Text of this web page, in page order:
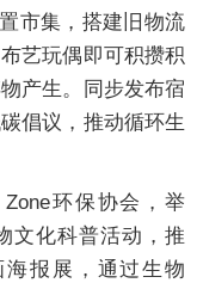
市集，搭建旧物流
艺玩偶即可积攒积
产生。同步发布宿
倡议，推动循环生
环保协会，举
文化科普活动，推
海报展，通过生物